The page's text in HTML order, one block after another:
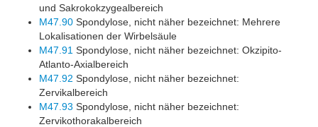
und Sakrokokzygealbereich
M47.90 Spondylose, nicht näher bezeichnet: Mehrere
Lokalisationen der Wirbelsäule
M47.91 Spondylose, nicht näher bezeichnet: Okzipito-
Atlanto-Axialbereich
M47.92 Spondylose, nicht näher bezeichnet:
Zervikalbereich
M47.93 Spondylose, nicht näher bezeichnet:
Zervikothorakalbereich